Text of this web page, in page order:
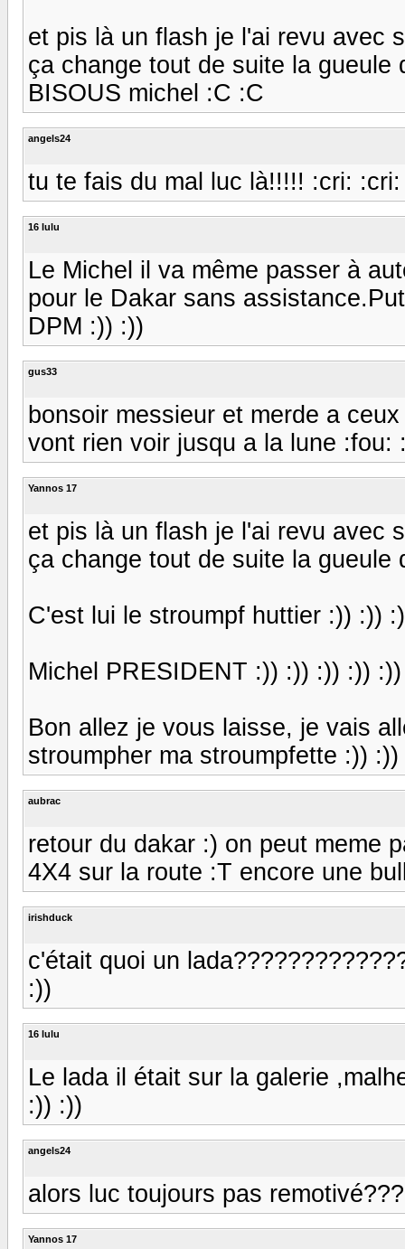
et pis là un flash je l'ai revu avec
ça change tout de suite la gueule
BISOUS michel :C :C
angels24
tu te fais du mal luc là!!!!! :cri:
16 lulu
Le Michel il va même passer à
pour le Dakar sans
DPM :)) :))
gus33
bonsoir messieur et merde a
vont rien voir jusqu a la lune
Yannos 17
et pis là un flash je l'ai revu avec
ça change tout de suite la gueule
C'est lui le stroumpf huttier :)) :))
Michel PRESIDENT :)) :)) :)) :))
Bon allez je vous laisse, je vais
stroumpher ma stroumpfette :))
aubrac
retour du dakar :) on peut meme
4X4 sur la route :T encore une
irishduck
c'était quoi un
:))
16 lulu
Le lada il était sur la galerie
:)) :))
angels24
alors luc toujours pas
Yannos 17